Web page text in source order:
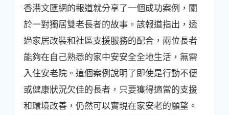
香港文匯網的報道就分享了一個成功案例，關
於一對獨居雙老長者的故事。該報道指出，透
過家居改裝和社區支援服務的配合，兩位長者
能夠在自己熟悉的家中安安全全地生活，無需
入住安老院。這個案例說明了即使是行動不便
或健康狀況欠佳的長者，只要獲得適當的支援
和環境改善，仍然可以實現在家安老的願望。